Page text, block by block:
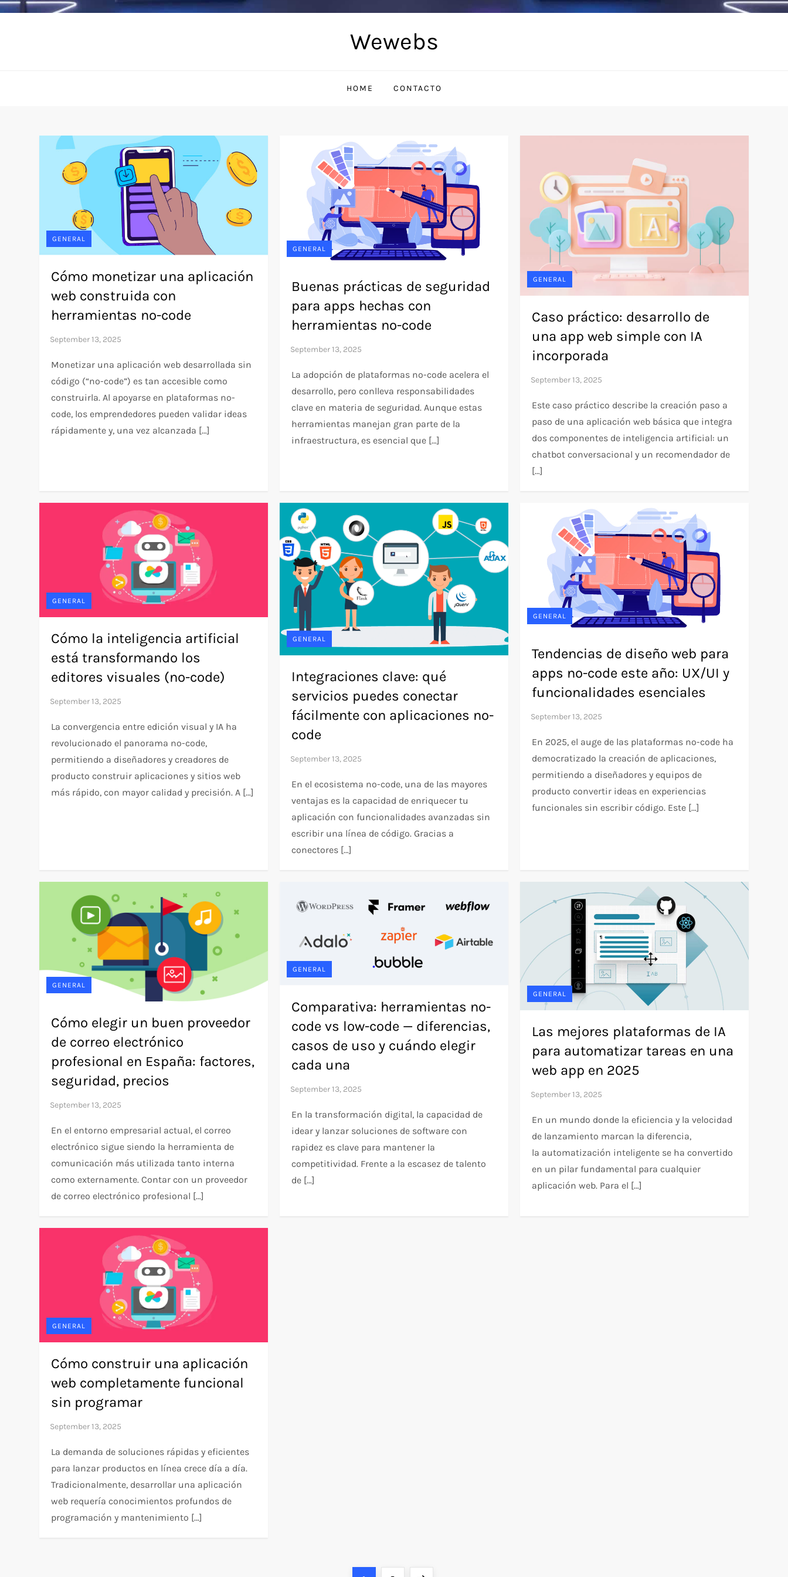
Wewebs
HOME CONTACTO
GENERAL
Cómo monetizar una aplicación
web construida con
herramientas no-code
Monetizar una aplicación web desarrollada sin
código (“no-code”) es tan accesible como
construirla. Al apoyarse en plataformas no-
code, los emprendedores pueden validar ideas
rápidamente y, una vez alcanzada […]
GENERAL
Buenas prácticas de seguridad
para apps hechas con
herramientas no-code
La adopción de plataformas no-code acelera el
desarrollo, pero conlleva responsabilidades
clave en materia de seguridad. Aunque estas
herramientas manejan gran parte de la
infraestructura, es esencial que […]
GENERAL
Caso práctico: desarrollo de
una app web simple con IA
incorporada
Este caso práctico describe la creación paso a
paso de una aplicación web básica que integra
dos componentes de inteligencia artificial: un
chatbot conversacional y un recomendador de
[…]
GENERAL
Cómo la inteligencia artificial
está transformando los
editores visuales (no-code)
La convergencia entre edición visual y IA ha
revolucionado el panorama no-code,
permitiendo a diseñadores y creadores de
producto construir aplicaciones y sitios web
más rápido, con mayor calidad y precisión. A […]
GENERAL
Integraciones clave: qué
servicios puedes conectar
fácilmente con aplicaciones no-
code
En el ecosistema no-code, una de las mayores
ventajas es la capacidad de enriquecer tu
aplicación con funcionalidades avanzadas sin
escribir una línea de código. Gracias a
conectores […]
GENERAL
Tendencias de diseño web para
apps no-code este año: UX/UI y
funcionalidades esenciales
En 2025, el auge de las plataformas no-code ha
democratizado la creación de aplicaciones,
permitiendo a diseñadores y equipos de
producto convertir ideas en experiencias
funcionales sin escribir código. Este […]
GENERAL
Cómo elegir un buen proveedor
de correo electrónico
profesional en España: factores,
seguridad, precios
En el entorno empresarial actual, el correo
electrónico sigue siendo la herramienta de
comunicación más utilizada tanto interna
como externamente. Contar con un proveedor
de correo electrónico profesional […]
GENERAL
Comparativa: herramientas no-
code vs low-code — diferencias,
casos de uso y cuándo elegir
cada una
En la transformación digital, la capacidad de
idear y lanzar soluciones de software con
rapidez es clave para mantener la
competitividad. Frente a la escasez de talento
de […]
GENERAL
Las mejores plataformas de IA
para automatizar tareas en una
web app en 2025
En un mundo donde la eficiencia y la velocidad
de lanzamiento marcan la diferencia,
la automatización inteligente se ha convertido
en un pilar fundamental para cualquier
aplicación web. Para el […]
GENERAL
Cómo construir una aplicación
web completamente funcional
sin programar
La demanda de soluciones rápidas y eficientes
para lanzar productos en línea crece día a día.
Tradicionalmente, desarrollar una aplicación
web requería conocimientos profundos de
programación y mantenimiento […]